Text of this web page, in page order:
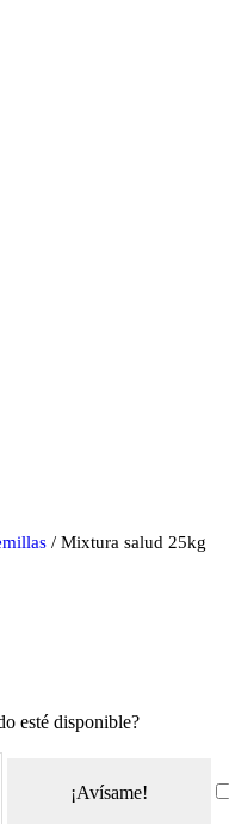
/ Mixtura salud 25kg
esté disponible?
¡Avísame!